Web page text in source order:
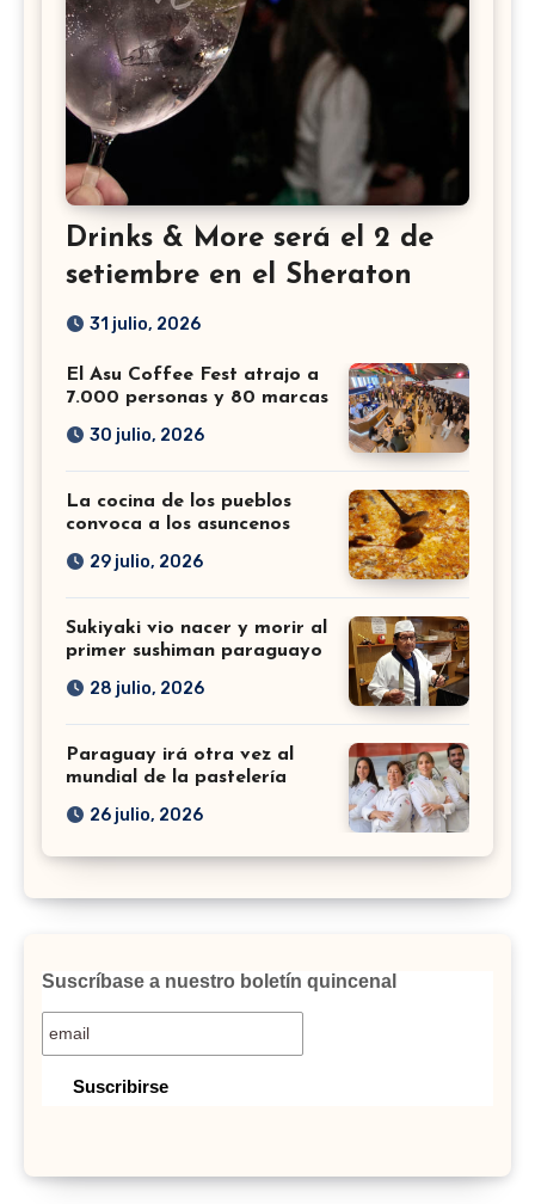
Drinks & More será el 2 de
setiembre en el Sheraton
31 julio, 2026
El Asu Coffee Fest atrajo a
7.000 personas y 80 marcas
30 julio, 2026
La cocina de los pueblos
convoca a los asuncenos
29 julio, 2026
Sukiyaki vio nacer y morir al
primer sushiman paraguayo
28 julio, 2026
Paraguay irá otra vez al
mundial de la pastelería
26 julio, 2026
Suscríbase a nuestro boletín quincenal